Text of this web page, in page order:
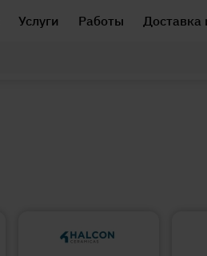
Услуги Работы Доставка